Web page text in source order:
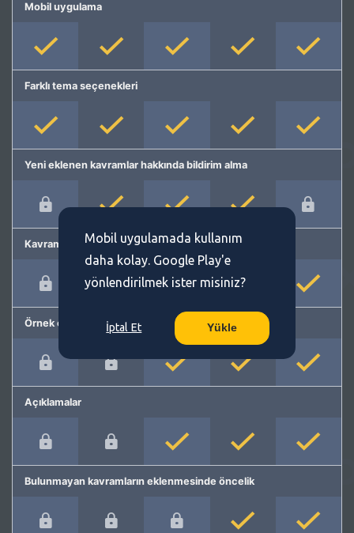
Mobil uygulama
Farklı tema seçenekleri
Yeni eklenen kavramlar hakkında bildirim alma
Kavram önerme
Örnek cümleler
Açıklamalar
Bulunmayan kavramların eklenmesinde öncelik
Mobil uygulamada kullanım
daha kolay. Google Play'e
yönlendirilmek ister misiniz?
İptal Et Yükle